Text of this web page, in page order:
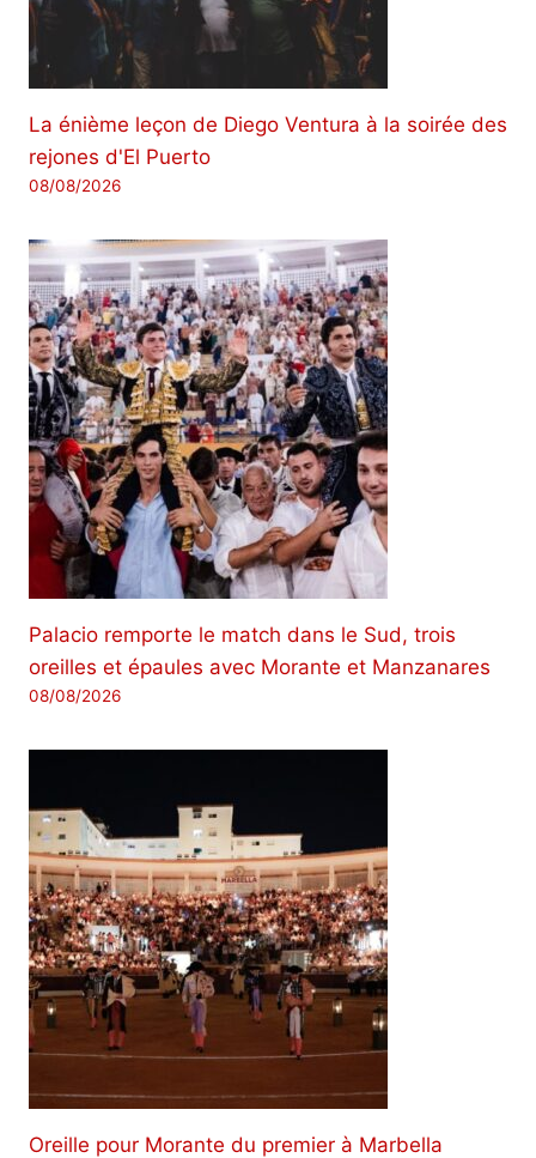
La énième leçon de Diego Ventura à la soirée des
rejones d'El Puerto
08/08/2026
Palacio remporte le match dans le Sud, trois
oreilles et épaules avec Morante et Manzanares
08/08/2026
Oreille pour Morante du premier à Marbella